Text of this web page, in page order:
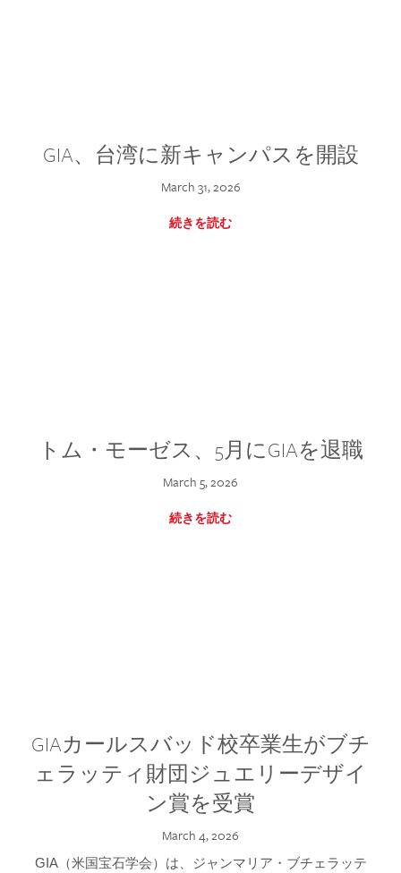
GIA、台湾に新キャンパスを開設
March 31, 2026
続きを読む
トム・モーゼス、5月にGIAを退職
March 5, 2026
続きを読む
GIAカールスバッド校卒業生がブチ
ェラッティ財団ジュエリーデザイ
ン賞を受賞
March 4, 2026
GIA（米国宝石学会）は、ジャンマリア・ブチェラッテ